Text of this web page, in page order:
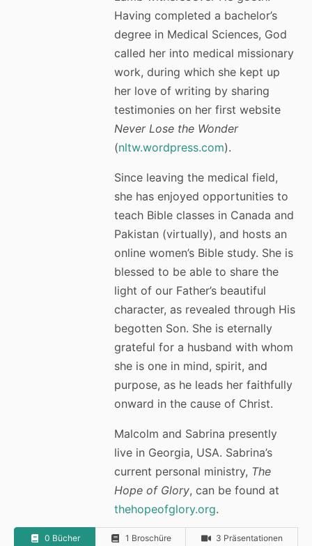
Having completed a bachelor’s
degree in Medical Sciences, God
called her into medical missionary
work, during which she kept up
her love of writing by sharing
testimonies on her first website
Never Lose the Wonder
(nltw.wordpress.com).
Since leaving the medical field,
she has enjoyed opportunities to
teach Bible classes in Canada and
Pakistan (virtually), and hosts an
online women’s Bible study. She is
blessed to be able to share the
light of our Father’s beautiful
character, as revealed through His
begotten Son. She is eternally
grateful for a husband with whom
she is one in mind, spirit, and
purpose, as he leads her faithfully
onward in the cause of Christ.
Malcolm and Sabrina presently
live in Georgia, USA. Sabrina’s
current personal ministry, The
Hope of Glory, can be found at
thehopeofglory.org.
0 Bücher 1 Broschüre 3 Präsentationen